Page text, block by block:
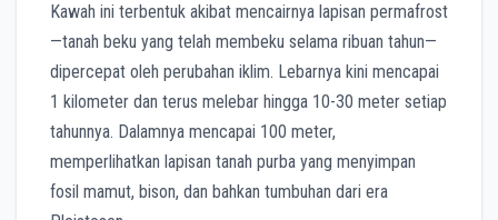
Kawah ini terbentuk akibat mencairnya lapisan permafrost
—tanah beku yang telah membeku selama ribuan tahun—
dipercepat oleh perubahan iklim. Lebarnya kini mencapai
1 kilometer dan terus melebar hingga 10-30 meter setiap
tahunnya. Dalamnya mencapai 100 meter,
memperlihatkan lapisan tanah purba yang menyimpan
fosil mamut, bison, dan bahkan tumbuhan dari era